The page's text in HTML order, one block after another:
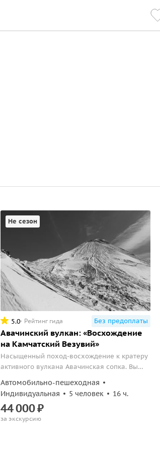
Не сезон
5.0 Рейтинг гида Без предоплаты
Авачинский вулкан: «Восхождение
на Камчатский Везувий»
Насыщенный поход-восхождение к кратеру
активного вулкана Авачинская сопка. Вы
завораживающие панорамные виды с
вершины на соседние вулканы и
живописные окрестности, включая
бескрайний Тихий океан!
Автомобильно-пешеходная
Индивидуальная
5 человек 16 ч.
44000₽
за экскурсию